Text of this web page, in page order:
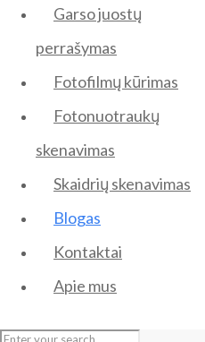
Garso juostų
perrašymas
Fotofilmų kūrimas
Fotonuotraukų
skenavimas
Skaidrių skenavimas
Blogas
Kontaktai
Apie mus